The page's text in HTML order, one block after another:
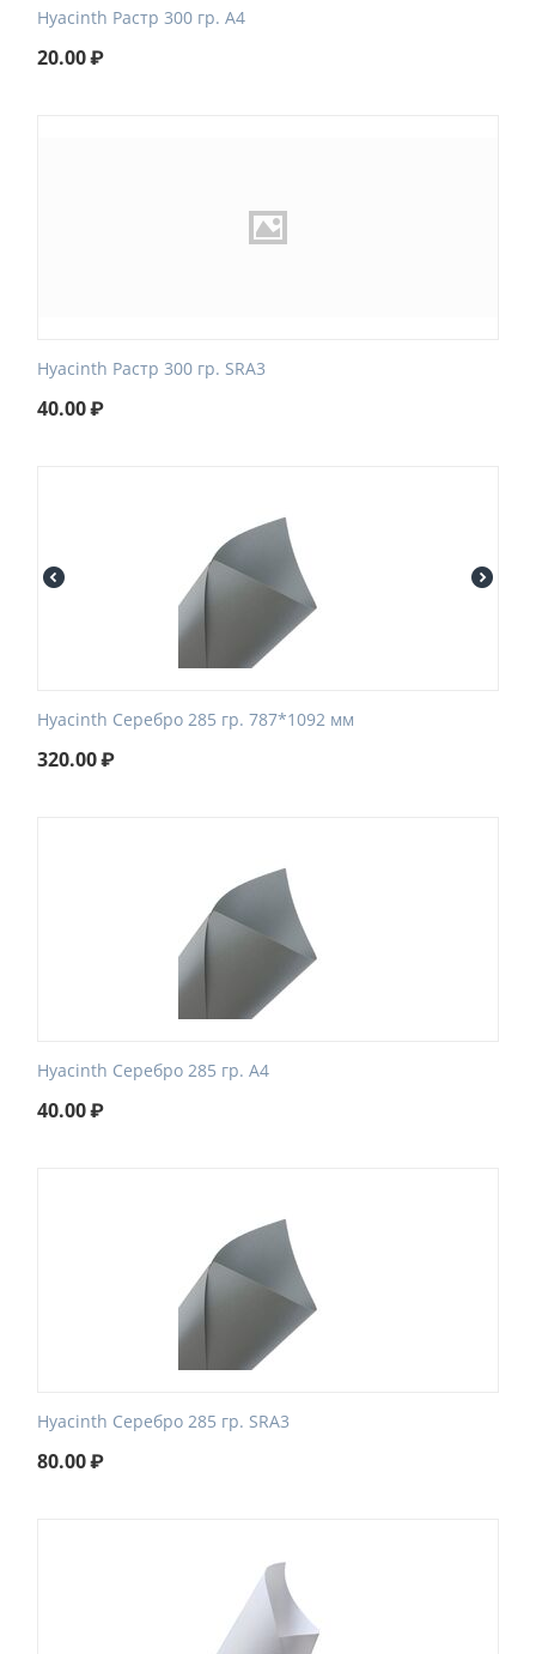
Hyacinth Растр 300 гр. A4
20.00₽
Hyacinth Растр 300 гр. SRA3
40.00₽
Hyacinth Серебро 285 гр. 787*1092 мм
320.00₽
Hyacinth Серебро 285 гр. A4
40.00₽
Hyacinth Серебро 285 гр. SRA3
80.00₽